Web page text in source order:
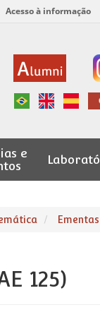
Acesso à informação
e
Ementas
125)